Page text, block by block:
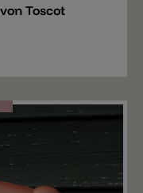
Toscot